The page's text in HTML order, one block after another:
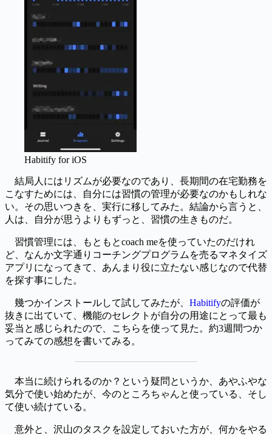
Habitify for iOS
結局人にはリズムが必要なのであり、長期間の在宅勤務を
こなすためには、自分には習慣の管理が必要なのかもしれな
い。その思いつきを、実行に移してみた。結論から言うと、
人は、自分が思うよりもずっと、習慣の生きものだ。
習慣管理には、もともとcoach meを使っていたのだけれ
ど、なんか文字通りコーチングプログラムを売るマネタイズ
アプリになってきて、あんまり役に立たない感じなので代替
を探す事にした。
幾つかインストールして試してみたが、 Habitifyの評価が
抜きに出ていて、機能のセレクトが自分の用途にとって最も
妥当と感じられたので、こちらを使って見た。約3週間つか
ってみての感想を書いてみる。
本当に続けられるのか？という疑問というか、あやふやな
気分で使い始めたが、今のところちゃんと使っている、そし
て使い続けている。
意外と、沢山のタスクを設定しておいた方が、何かをやる